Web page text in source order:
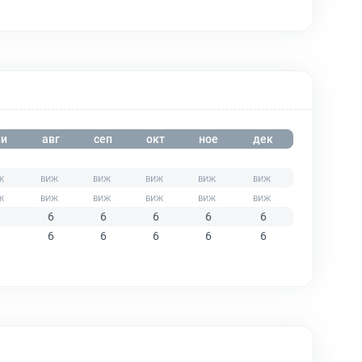
авг сеп окт ное дек
6 6 6 6
6
6
6 6 6 6